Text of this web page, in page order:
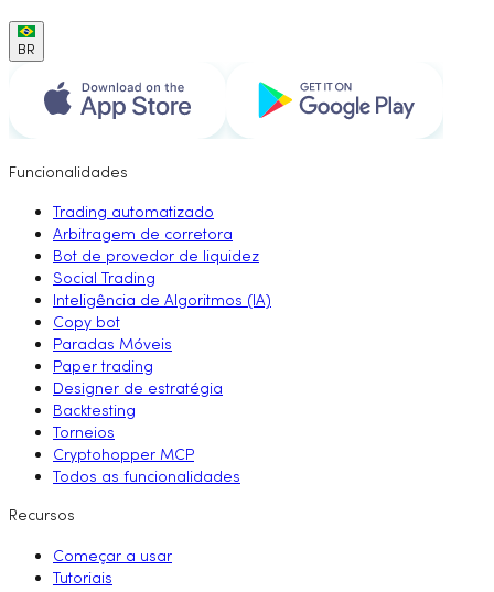
BR
Funcionalidades
Trading automatizado
Arbitragem de corretora
Bot de provedor de liquidez
Social Trading
Inteligência de Algoritmos (IA)
Copy bot
Paradas Móveis
Paper trading
Designer de estratégia
Backtesting
Torneios
Cryptohopper MCP
Todos as funcionalidades
Recursos
Começar a usar
Tutoriais